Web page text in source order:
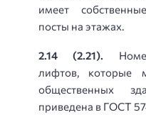
имеет
посты на этажах.
2.14 (2.21).
лифтов, которые
общественных
приведена в ГОСТ